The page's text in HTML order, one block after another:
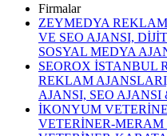
Firmalar
ZEYMEDYA
VE SEO AJANSI,
SOSYAL MEDYA
SEOROX İSTANBUL
REKLAM
AJANSI, SEO
İKONYUM
VETERİNER-